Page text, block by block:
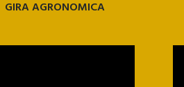
GIRA AGRONOMICA